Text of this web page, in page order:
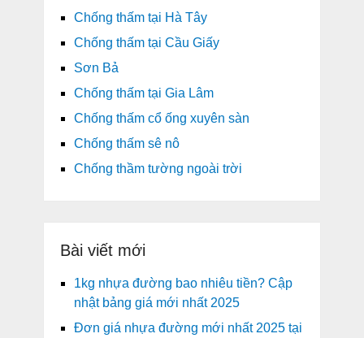
Chống thấm tại Hà Tây
Chống thấm tại Cầu Giấy
Sơn Bả
Chống thấm tại Gia Lâm
Chống thấm cổ ống xuyên sàn
Chống thấm sê nô
Chống thầm tường ngoài trời
Bài viết mới
1kg nhựa đường bao nhiêu tiền? Cập
nhật bảng giá mới nhất 2025
Đơn giá nhựa đường mới nhất 2025 tại